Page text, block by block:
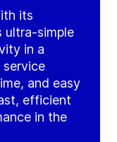
its
ultra-simple
in a
and easy
efficient
in the